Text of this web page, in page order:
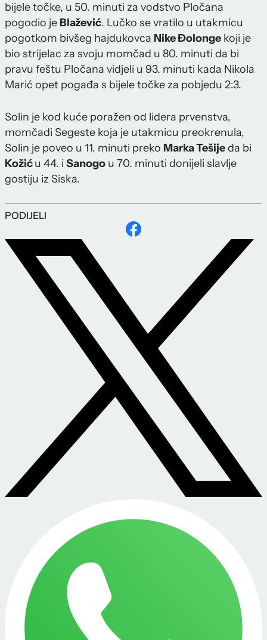
bijele točke, u 50. minuti za vodstvo Pločana
pogodio je Blažević. Lučko se vratilo u utakmicu
pogotkom bivšeg hajdukovca Nike Đolonge koji je
bio strijelac za svoju momčad u 80. minuti da bi
pravu feštu Pločana vidjeli u 93. minuti kada Nikola
Marić opet pogađa s bijele točke za pobjedu 2:3.
Solin je kod kuće poražen od lidera prvenstva,
momčadi Segeste koja je utakmicu preokrenula,
Solin je poveo u 11. minuti preko Marka Tešijeda bi
Kožiću 44. i Sanogo u 70. minuti donijeli slavlje
gostiju iz Siska.
PODIJELI